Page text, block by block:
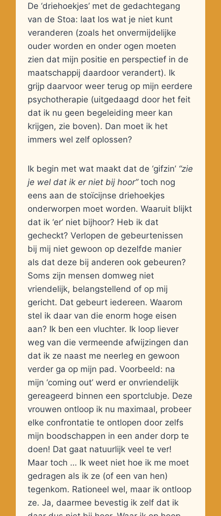
De ‘driehoekjes’ met de gedachtegang
van de Stoa: laat los wat je niet kunt
veranderen (zoals het onvermijdelijke
ouder worden en onder ogen moeten
zien dat mijn positie en perspectief in de
maatschappij daardoor verandert). Ik
grijp daarvoor weer terug op mijn eerdere
psychotherapie (uitgedaagd door het feit
dat ik nu geen begeleiding meer kan
krijgen, zie boven). Dan moet ik het
immers wel zelf oplossen?
Ik begin met wat maakt dat de ‘gifzin’ “zie
je wel dat ik er niet bij hoor”toch nog
eens aan de stoïcijnse driehoekjes
onderworpen moet worden. Waaruit blijkt
dat ik ‘er’ niet bijhoor? Heb ik dat
gecheckt? Verlopen de gebeurtenissen
bij mij niet gewoon op dezelfde manier
als dat deze bij anderen ook gebeuren?
Soms zijn mensen domweg niet
vriendelijk, belangstellend of op mij
gericht. Dat gebeurt iedereen. Waarom
stel ik daar van die enorm hoge eisen
aan? Ik ben een vluchter. Ik loop liever
weg van die vermeende afwijzingen dan
dat ik ze naast me neerleg en gewoon
verder ga op mijn pad. Voorbeeld: na
mijn ‘coming out’ werd er onvriendelijk
gereageerd binnen een sportclubje. Deze
vrouwen ontloop ik nu maximaal, probeer
elke confrontatie te ontlopen door zelfs
mijn boodschappen in een ander dorp te
doen! Dat gaat natuurlijk veel te ver!
Maar toch … Ik weet niet hoe ik me moet
gedragen als ik ze (of een van hen)
tegenkom. Rationeel wel, maar ik ontloop
ze. Ja, daarmee bevestig ik zelf dat ik